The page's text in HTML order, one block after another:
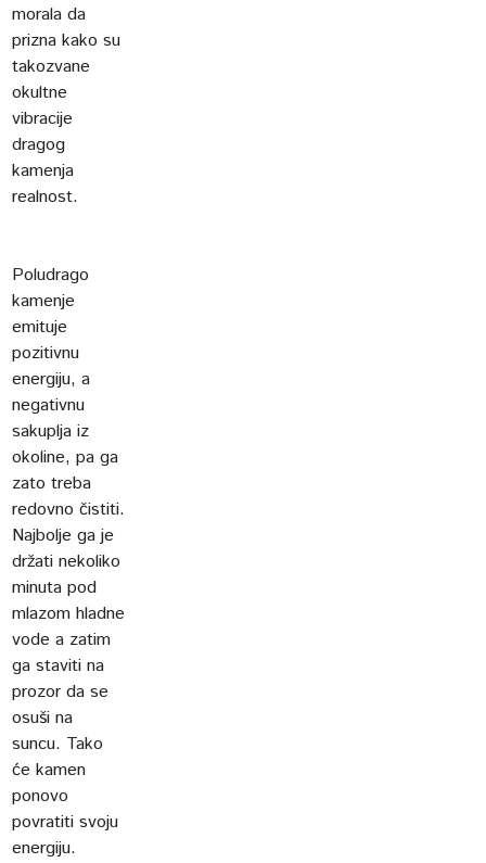
morala da
prizna kako su
takozvane
okultne
vibracije
dragog
kamenja
realnost.
Poludrago
kamenje
emituje
pozitivnu
energiju, a
negativnu
sakuplja iz
okoline, pa ga
zato treba
redovno čistiti.
Najbolje ga je
držati nekoliko
minuta pod
mlazom hladne
vode a zatim
ga staviti na
prozor da se
osuši na
suncu. Tako
će kamen
ponovo
povratiti svoju
energiju.